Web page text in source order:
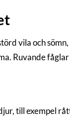
vila och
Ruvande
till exempel